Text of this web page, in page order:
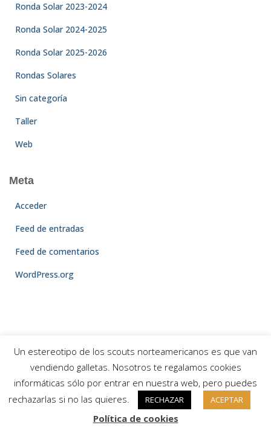
Ronda Solar 2023-2024
Ronda Solar 2024-2025
Ronda Solar 2025-2026
Rondas Solares
Sin categoría
Taller
Web
Meta
Acceder
Feed de entradas
Feed de comentarios
WordPress.org
POLÍTICA DE PROTECCIÓN DE DATOS Y PRIVACIDAD
Hestia | Desarrollado porThemeIsle
Un estereotipo de los scouts norteamericanos es que van
vendiendo galletas. Nosotros te regalamos cookies
informáticas sólo por entrar en nuestra web, pero puedes
rechazarlas si no las quieres.
RECHAZAR ACEPTAR
Política de cookies